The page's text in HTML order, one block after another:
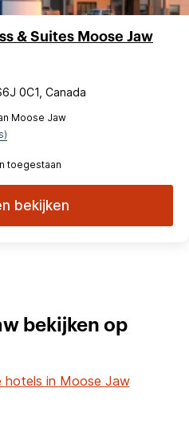
& Suites Moose Jaw
0C1, Canada
Moose Jaw
toegestaan
bekijken
bekijken op
hotels in Moose Jaw